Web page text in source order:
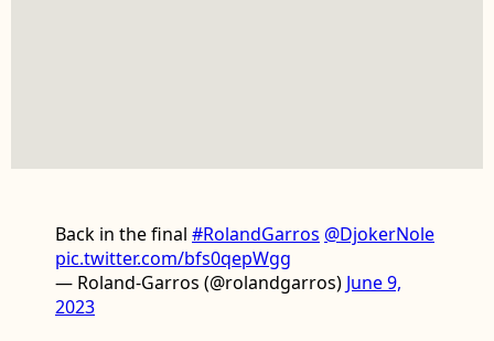
Back in the final #RolandGarros @DjokerNole
pic.twitter.com/bfs0qepWgg
— Roland-Garros (@rolandgarros) June 9,
2023